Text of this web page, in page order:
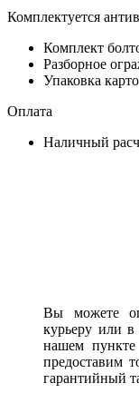
Комплектуется
Комплект
Разборное
Упаковка
Оплата
Наличный
Вы можете
курьеру или в
нашем
предоставим
гарантийный